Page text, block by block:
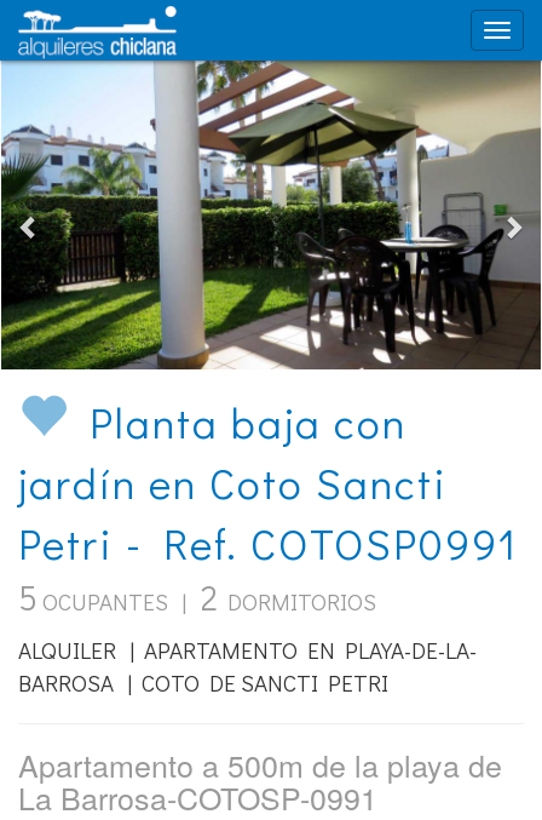
Planta baja con
jardín en Coto Sancti
Petri - Ref. COTOSP0991
5 OCUPANTES | 2 DORMITORIOS
ALQUILER | APARTAMENTO EN PLAYA-DE-LA-
BARROSA | COTO DE SANCTI PETRI
Apartamento a 500m de la playa de
La Barrosa-COTOSP-0991